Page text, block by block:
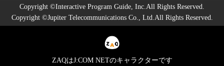
Copyright ©Interactive Program Guide, Inc.All Rights Reserved.
Copyright ©Jupiter Telecommunications Co., Ltd.All Rights Reserved.
ZAQはJ:COM NETのキャラクターです